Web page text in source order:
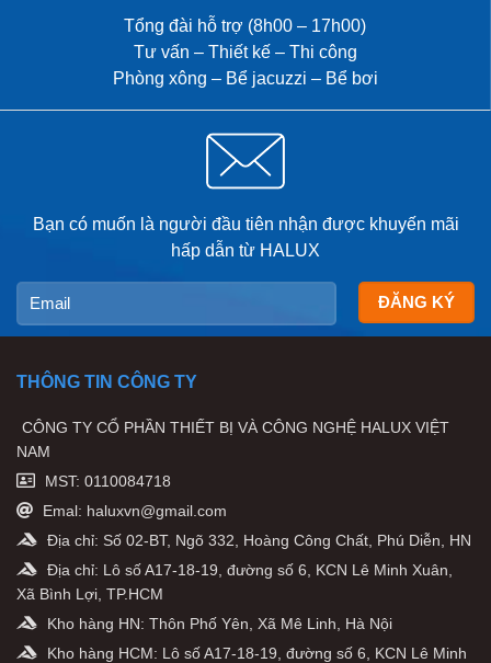
Tổng đài hỗ trợ (8h00 – 17h00)
Tư vấn – Thiết kế – Thi công
Phòng xông – Bể jacuzzi – Bể bơi
Bạn có muốn là người đầu tiên nhận được khuyến mãi
hấp dẫn từ HALUX
THÔNG TIN CÔNG TY
CÔNG TY CỔ PHẦN THIẾT BỊ VÀ CÔNG NGHỆ HALUX VIỆT
NAM
MST: 0110084718
Emal: haluxvn@gmail.com
Địa chỉ: Số 02-BT, Ngõ 332, Hoàng Công Chất, Phú Diễn, HN
Địa chỉ: Lô số A17-18-19, đường số 6, KCN Lê Minh Xuân,
Xã Bình Lợi, TP.HCM
Kho hàng HN: Thôn Phố Yên, Xã Mê Linh, Hà Nội
Kho hàng HCM: Lô số A17-18-19, đường số 6, KCN Lê Minh